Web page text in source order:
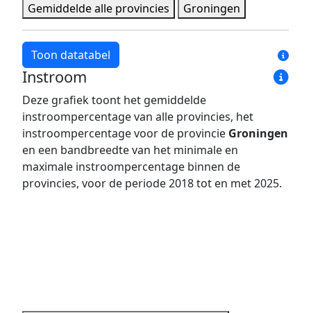
Gemiddelde alle provincies
Groningen
Toon datatabel
Jaar Bandbreedte minimum
Bandbreedte
2018 7,8%
34,1%
2019 7,2%
32,0%
2020 5,7%
34,6%
2021 7,0%
33,5%
5,3%
Instroom
Deze grafiek toont het gemiddelde
instroompercentage van alle provincies, het
instroompercentage voor de provincie Groningen
en een bandbreedte van het minimale en
maximale instroompercentage binnen de
provincies, voor de periode 2018 tot en met 2025.